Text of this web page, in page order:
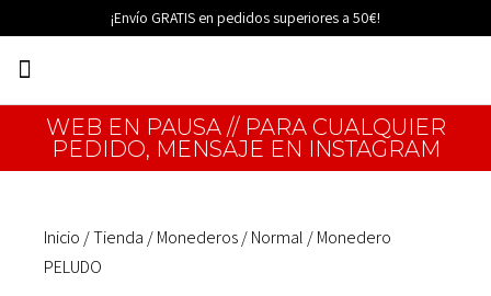
al
contenido
¡Envío GRATIS en pedidos superiores a 50€!
Menú
WEB EN PAUSA // PARA CUALQUIER
PEDIDO, MENSAJE EN INSTAGRAM
Inicio /Tienda /Monederos/Normal / Monedero
PELUDO